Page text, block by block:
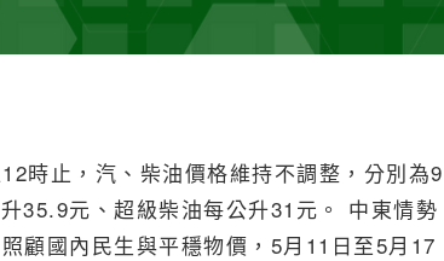
時止，汽、柴油價格維持不調整，分別為9
35.9元、超級柴油每公升31元。 中東情勢
顧國內民生與平穩物價，5月11日至5月17